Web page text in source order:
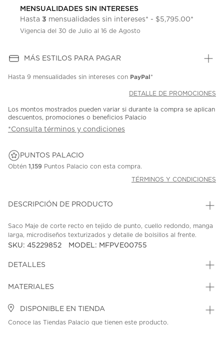
MENSUALIDADES SIN INTERESES
Hasta 3 mensualidades sin intereses* - $5,795.00*
Vigencia del 30 de Julio al 16 de Agosto
MÁS ESTILOS PARA PAGAR
Hasta 9 mensualidades sin intereses con PayPal*
DETALLE DE PROMOCIONES
Los montos mostrados pueden variar si durante la compra se aplican
descuentos, promociones o beneficios Palacio
*Consulta términos y condiciones
PUNTOS PALACIO
Obtén 1,159 Puntos Palacio con esta compra.
TÉRMINOS Y CONDICIONES
DESCRIPCIÓN DE PRODUCTO
Saco Maje de corte recto en tejido de punto, cuello redondo, manga
larga, microdiseños texturizados y detalle de bolsillos al frente.
SKU: 45229852 MODEL: MFPVE00755
DETALLES
MATERIALES
DISPONIBLE EN TIENDA
Conoce las Tiendas Palacio que tienen este producto.